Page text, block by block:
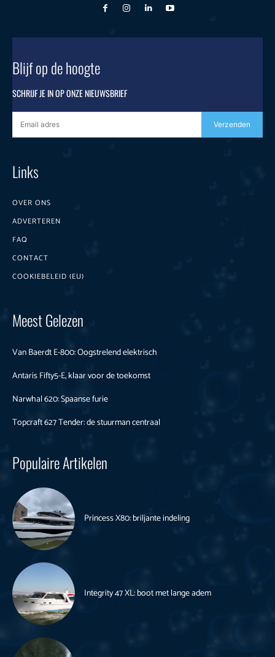
Blijf op de hoogte
SCHRIJF JE IN OP ONZE NIEUWSBRIEF
Verzenden
Links
OVER ONS
ADVERTEREN
FAQ
CONTACT
COOKIEBELEID (EU)
Meest Gelezen
Van Baerdt E-800: Oogstrelend elektrisch
Antaris Fifty5-E, klaar voor de toekomst
Narwhal 620: Spaanse furie
Topcraft 627 Tender: de stuurman centraal
Populaire Artikelen
Princess X80: briljante indeling
Integrity 47 XL: boot met lange adem